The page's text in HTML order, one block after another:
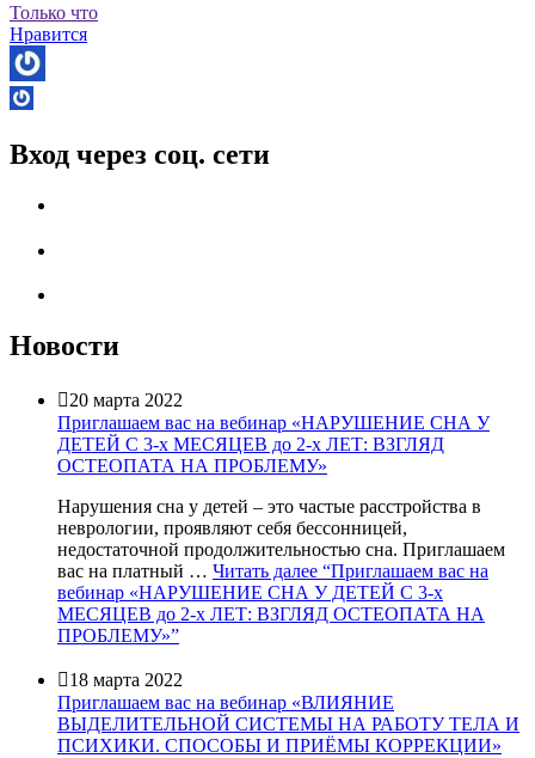
Только что
Нравится
Вход через соц. сети
Новости
20 марта 2022
Приглашаем вас на вебинар «НАРУШЕНИЕ СНА У
ДЕТЕЙ С 3-х МЕСЯЦЕВ до 2-х ЛЕТ: ВЗГЛЯД
ОСТЕОПАТА НА ПРОБЛЕМУ»
Нарушения сна у детей – это частые расстройства в
неврологии, проявляют себя бессонницей,
недостаточной продолжительностью сна. Приглашаем
вас на платный … Читать далее “Приглашаем вас на
вебинар «НАРУШЕНИЕ СНА У ДЕТЕЙ С 3-х
МЕСЯЦЕВ до 2-х ЛЕТ: ВЗГЛЯД ОСТЕОПАТА НА
ПРОБЛЕМУ»”
18 марта 2022
Приглашаем вас на вебинар «ВЛИЯНИЕ
ВЫДЕЛИТЕЛЬНОЙ СИСТЕМЫ НА РАБОТУ ТЕЛА И
ПСИХИКИ. СПОСОБЫ И ПРИЁМЫ КОРРЕКЦИИ»